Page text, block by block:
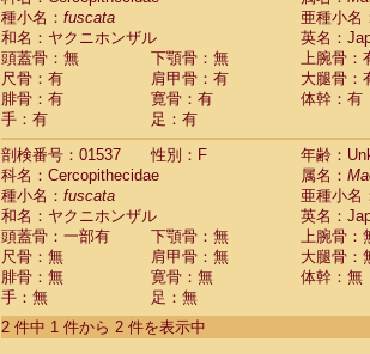
Cebidae
CebidaeSaguinus nigricollis (1)
Cebidae Saguinus oedipus
Cebidae Saguinus weddelli
Cebidae Saguinusspp.
Cebidae Aotus trivirgatus
Cebidae Cebus albifrons
CebidaeCebus apella
Cebidae
CebidaeCebus nigrivittatus
Cebidae Cebusspp.(0)
Cebidae Saimiri boliviensis
Cebidae Saimiri sciureus
Atelidae Alouatta caraya
AtelidaeAlouatta fusca
AtelidaeAlouatta seniculus
種小名： fuscata
亜種小名
和名：ヤクニホンザル
英名：
頭蓋骨：無
下顎骨：無
上腕骨：
尺骨：有
肩甲骨：有
大腿骨：
腓骨：有
寛骨：有
体幹：有
手：有
足：有
剖検番号：01537
性別：F
年齢：
科名：Cercopithecidae
属名：
種小名： fuscata
亜種小名
和名：ヤクニホンザル
英名：
頭蓋骨：一部有
下顎骨：無
上腕骨：
尺骨：無
肩甲骨：無
大腿骨：
腓骨：無
寛骨：無
体幹：無
手：無
足：無
2 件中 1 件から 2 件を表示中